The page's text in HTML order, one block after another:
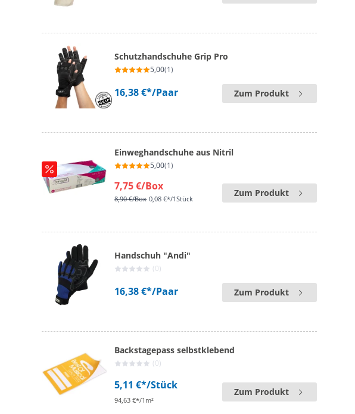
Schutzhandschuhe Grip Pro
5,00(1)
16,38 €*/Paar Zum Produkt
Einweghandschuhe aus Nitril
5,00(1)
7,75 €/Box
8,90 €/Box 0,08 €*/1Stück
Zum Produkt
Handschuh "Andi"
(0)
16,38 €*/Paar Zum Produkt
Backstagepass selbstklebend
(0)
5,11 €*/Stück
94,63 €*/1m²
Zum Produkt